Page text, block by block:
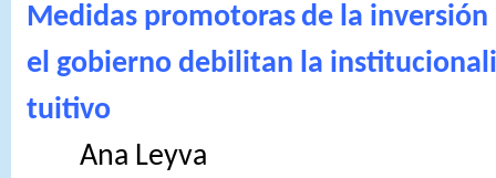
Medidas promotorasde la
el gobierno debilitan la
tuitivo
Ana Leyva